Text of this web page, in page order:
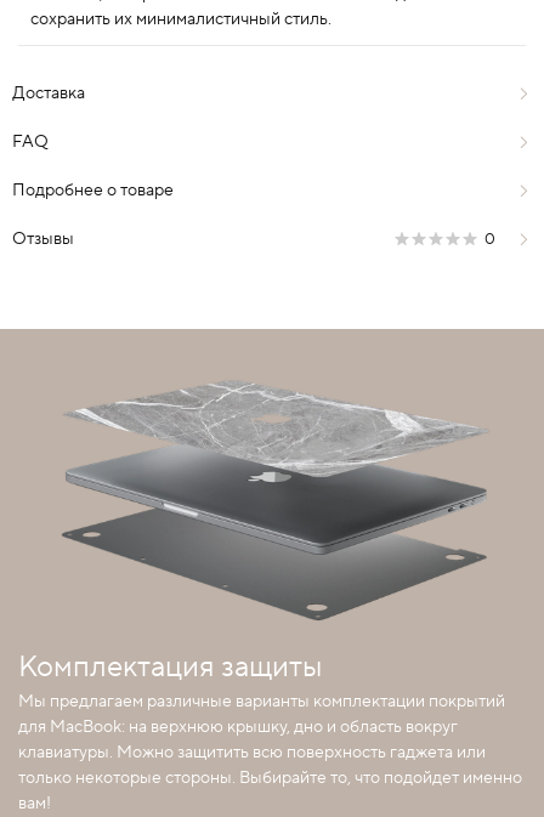
сохранить их минималистичный стиль.
Доставка
FAQ
Подробнее о товаре
Отзывы 0
Комплектация защиты
Мы предлагаем различные варианты комплектации покрытий
для MacBook: на верхнюю крышку, дно и область вокруг
клавиатуры. Можно защитить всю поверхность гаджета или
только некоторые стороны. Выбирайте то, что подойдет именно
вам!